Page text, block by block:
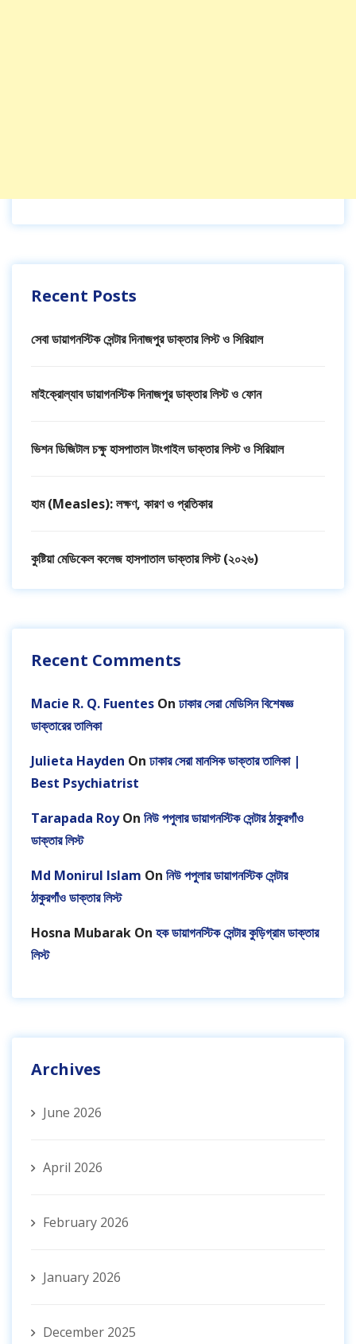
Recent Posts
সেবা ডায়াগনস্টিক সেন্টার দিনাজপুর ডাক্তার লিস্ট ও সিরিয়াল
মাইক্রোল্যাব ডায়াগনস্টিক দিনাজপুর ডাক্তার লিস্ট ও ফোন
ভিশন ডিজিটাল চক্ষু হাসপাতাল টাংগাইল ডাক্তার লিস্ট ও সিরিয়াল
হাম (Measles): লক্ষণ, কারণ ও প্রতিকার
কুষ্টিয়া মেডিকেল কলেজ হাসপাতাল ডাক্তার লিস্ট (২০২৬)
Recent Comments
Macie R. Q. Fuentes On ঢাকার সেরা মেডিসিন বিশেষজ্ঞ
ডাক্তারের তালিকা
Julieta Hayden On ঢাকার সেরা মানসিক ডাক্তার তালিকা |
Best Psychiatrist
Tarapada RoyOn নিউ পপুলার ডায়াগনস্টিক সেন্টার ঠাকুরগাঁও
ডাক্তার লিস্ট
Md Monirul Islam On নিউ পপুলার ডায়াগনস্টিক সেন্টার
ঠাকুরগাঁও ডাক্তার লিস্ট
Hosna Mubarak On হক ডায়াগনস্টিক সেন্টার কুড়িগ্রাম ডাক্তার
লিস্ট
Archives
June 2026
April 2026
February 2026
January 2026
December 2025